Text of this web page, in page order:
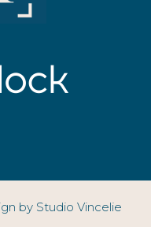
by Studio Vincelie